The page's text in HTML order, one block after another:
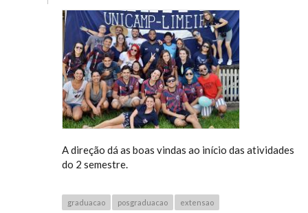
A direção dá as boas vindas ao início das atividades
do 2 semestre.
graduacao posgraduacao extensao